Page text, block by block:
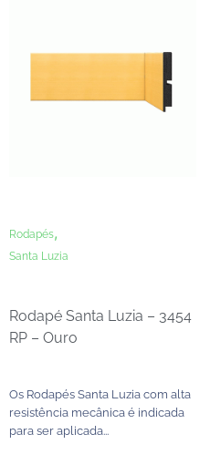
Rodapés,
Santa Luzia
Rodapé Santa Luzia – 3454
RP – Ouro
Os Rodapés Santa Luzia com alta
resistência mecânica é indicada
para ser aplicada...